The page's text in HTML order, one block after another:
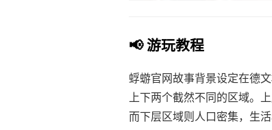
📢 游玩教程
蜉蝣官网故事背景设定在德
上下两个截然不同的区域。
而下层区域则人口密集，生